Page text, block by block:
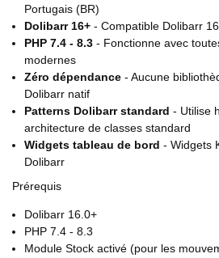
Portugais (BR)
Dolibarr 16+ - Compatible Dolibarr
PHP 7.4 - 8.3 - Fonctionne avec
modernes
Zéro dépendance - Aucune
Dolibarr natif
Patterns Dolibarr standard - Utilise
architecture de classes standard
Widgets tableau de bord - Widgets
Dolibarr
Prérequis
Dolibarr 16.0+
PHP 7.4 - 8.3
Module Stock activé (pour les